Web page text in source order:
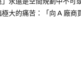
大的痛苦：「向 A 廠商